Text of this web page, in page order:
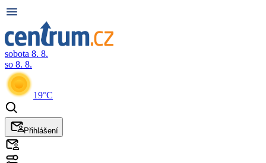
sobota 8. 8.
so 8. 8.
19°C
Přihlášení